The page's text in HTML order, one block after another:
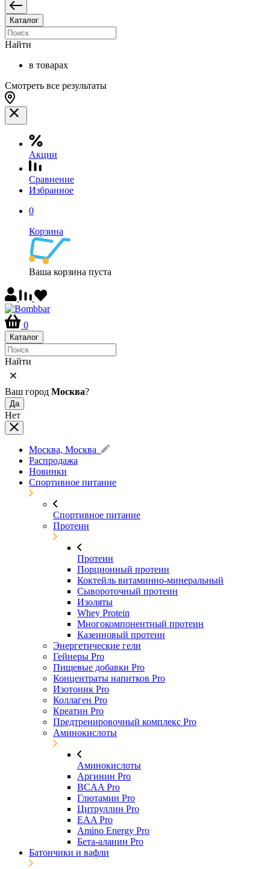
Каталог
Найти
в товарах
Смотреть все результаты
Акции
Сравнение
Избранное
0
Корзина
Ваша корзина пуста
0
Каталог
Найти
Ваш город Москва?
Да
Нет
Москва, Москва
Распродажа
Новинки
Спортивное питание
Спортивное питание
Протеин
Протеин
Порционный протеин
Коктейль витаминно-минеральный
Сывороточный протеин
Изоляты
Whey Protein
Многокомпонентный протеин
Казеиновый протеин
Энергетические гели
Гейнеры Pro
Пищевые добавки Pro
Концентраты напитков Pro
Изотоник Pro
Коллаген Pro
Креатин Pro
Предтренировочный комплекс Pro
Аминокислоты
Аминокислоты
Аргинин Pro
BCAA Pro
Глютамин Pro
Цитруллин Pro
EAA Pro
Amino Energy Pro
Бета-аланин Pro
Батончики и вафли